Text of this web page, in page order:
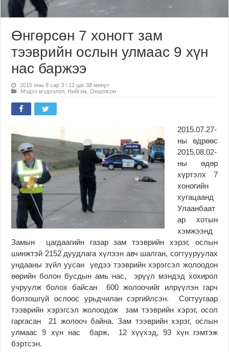
Өнгөрсөн 7 хоногт зам
тээврийн ослын улмаас 9 хүн
нас баржээ
2015 оны 8 сар 3 / 12 цаг 38 минут
Мэдээ мэдээлэл Нийгэм ,Онцолсон
2015.07.27-
ны өдрөөс
2015.08.02-
ны өдөр
хүртэлх 7
хоногийн
хугацаанд
Улаанбаат
ар хотын
хэмжээнд
Замын цагдаагийн газар зам тээврийн хэрэг, ослын
шинжтэй 2152 дуудлага хүлээн авч шалган, согтууруулах
ундааны зүйл уусан үедээ тээврийн хэрэгсэл жолоодон
өөрийн болон бусдын амь нас, эрүүл мэндэд хохирол
учруулж болох байсан 600 жолоочийг илрүүлэн гарч
болзошгүй ослоос урьдчилан сэргийлсэн. Согтуугаар
тээврийн хэрэгсэл жолоодож зам тээврийн хэрэг, осол
гаргасан 21 жолооч байна. Зам тээврийн хэрэг, ослын
улмаас 9 хүн нас барж, 12 хүүхэд, 93 хүн гэмтэж
бэртсэн.